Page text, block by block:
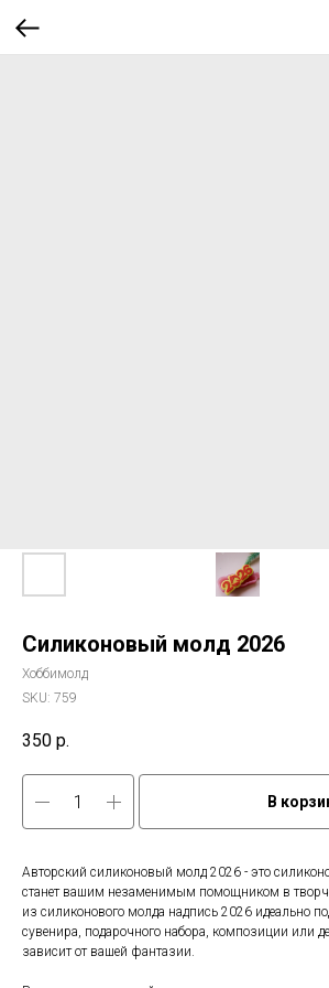
Силиконовый молд 2026
Хоббимолд
SKU: 759
350 р.
В
Авторский силиконовый молд 2026 - это
станет вашим незаменимым помощником в
из силиконового молда надпись 2026 идеально
сувенира, подарочного набора, композиции или
зависит от вашей фантазии.